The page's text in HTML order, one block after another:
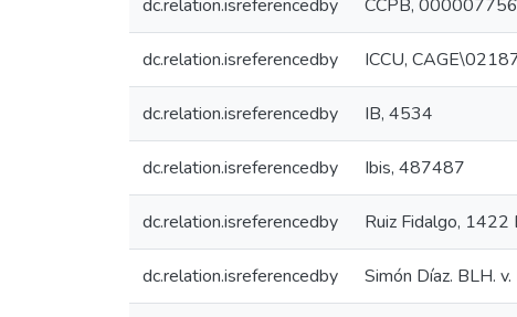
dc.relation.isreferencedby CCPB,
dc.relation.isreferencedby ICCU,
dc.relation.isreferencedby IB, 4534
dc.relation.isreferencedby Ibis, 487487
dc.relation.isreferencedby Ruiz Fidalgo, 1422
dc.relation.isreferencedby Simón Díaz. BLH.